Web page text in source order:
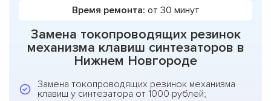
Замена токопроводящих резинок
механизма клавиш синтезаторов в
Нижнем Новгороде
Замена токопроводящих резинок механизма
клавиш у синтезатора от 1000 рублей;
Время ремонта: от 30 минут